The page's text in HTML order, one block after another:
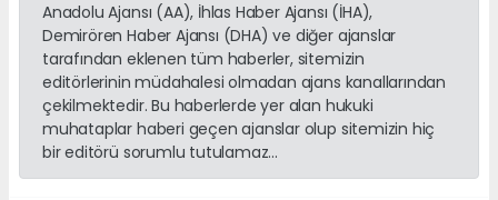
Anadolu Ajansı (AA), İhlas Haber Ajansı (İHA),
Demirören Haber Ajansı (DHA) ve diğer ajanslar
tarafından eklenen tüm haberler, sitemizin
editörlerinin müdahalesi olmadan ajans kanallarından
çekilmektedir. Bu haberlerde yer alan hukuki
muhataplar haberi geçen ajanslar olup sitemizin hiç
bir editörü sorumlu tutulamaz...